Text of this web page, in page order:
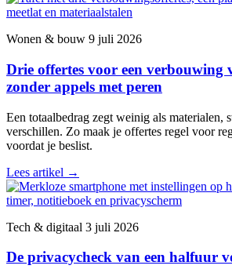
Wonen & bouw 9 juli 2026
Drie offertes voor een verbouwing
zonder appels met peren
Een totaalbedrag zegt weinig als materialen,
verschillen. Zo maak je offertes regel voor
voordat je beslist.
Lees artikel →
Tech & digitaal 3 juli 2026
De privacycheck van een halfuur